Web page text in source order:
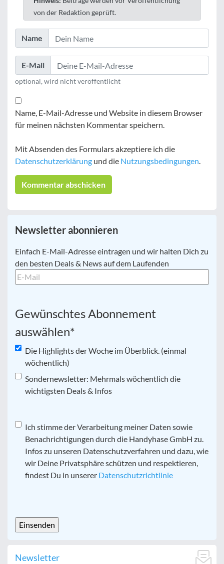
von der Redaktion geprüft.
Name
E-Mail
optional, wird nicht veröffentlicht
Name, E-Mail-Adresse und Website in diesem Browser
für meinen nächsten Kommentar speichern.
Mit Absenden des Formulars akzeptiere ich die
Datenschutzerklärung und die Nutzungsbedingungen.
Newsletter abonnieren
E-
Mail *
Einfach E-Mail-Adresse eintragen und wir halten Dich zu
den besten Deals & News auf dem Laufenden
Gewünschtes Abonnement
auswählen*
Die Highlights der Woche im Überblick. (einmal
wöchentlich)
Sondernewsletter: Mehrmals wöchentlich die
wichtigsten Deals & Infos
Datenschutz*
Ich stimme der Verarbeitung meiner Daten sowie
Benachrichtigungen durch die Handyhase GmbH zu.
Infos zu unseren Datenschutzverfahren und dazu, wie
wir Deine Privatsphäre schützen und respektieren,
findest Du in unserer Datenschutzrichtlinie
Newsletter